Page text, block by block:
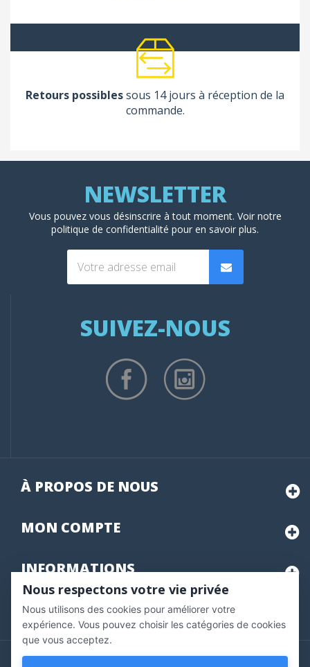
Retours possiblessous 14 jours à réception de la
commande.
Vous pouvez vous désinscrire à tout moment. Voir notre
politique de confidentialité pour en savoir plus.
SUIVEZ-NOUS
À PROPOS DE NOUS
MON COMPTE
INFORMATIONS
Marchand approuvé par la Société des Avis Garantis,
pour vérifier .
Copyright © 2020 Vernazobres Grego - tous droits
Nous respectons votre vie privée
Nous utilisons des cookies pour améliorer votre
expérience. Vous pouvez choisir les catégories de cookies
que vous acceptez.